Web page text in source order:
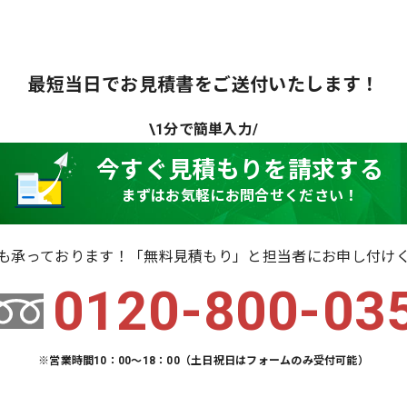
最短当日でお見積書をご送付いたします！
\1分で簡単入力/
今すぐ見積もりを請求する
まずはお気軽にお問合せください！
承っております！「無料見積もり」と担当者にお申し付け
0120-800-
※営業時間10：00～18：00（土日祝日はフォームのみ受付可能）